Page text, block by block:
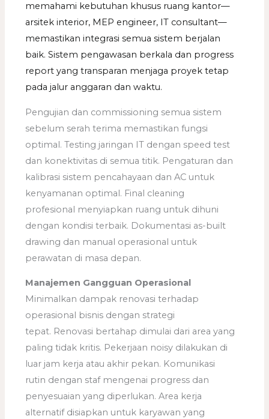
memahami kebutuhan khusus ruang kantor—
arsitek interior, MEP engineer, IT consultant—
memastikan integrasi semua sistem berjalan
baik. Sistem pengawasan berkala dan progress
report yang transparan menjaga proyek tetap
pada jalur anggaran dan waktu.
Pengujian dan commissioning semua sistem
sebelum serah terima memastikan fungsi
optimal. Testing jaringan IT dengan speed test
dan konektivitas di semua titik. Pengaturan dan
kalibrasi sistem pencahayaan dan AC untuk
kenyamanan optimal. Final cleaning
profesional menyiapkan ruang untuk dihuni
dengan kondisi terbaik. Dokumentasi as-built
drawing dan manual operasional untuk
perawatan di masa depan.
Manajemen Gangguan Operasional
Minimalkan dampak renovasi terhadap
operasional bisnis dengan strategi
tepat. Renovasi bertahap dimulai dari area yang
paling tidak kritis. Pekerjaan noisy dilakukan di
luar jam kerja atau akhir pekan. Komunikasi
rutin dengan staf mengenai progress dan
penyesuaian yang diperlukan. Area kerja
alternatif disiapkan untuk karyawan yang